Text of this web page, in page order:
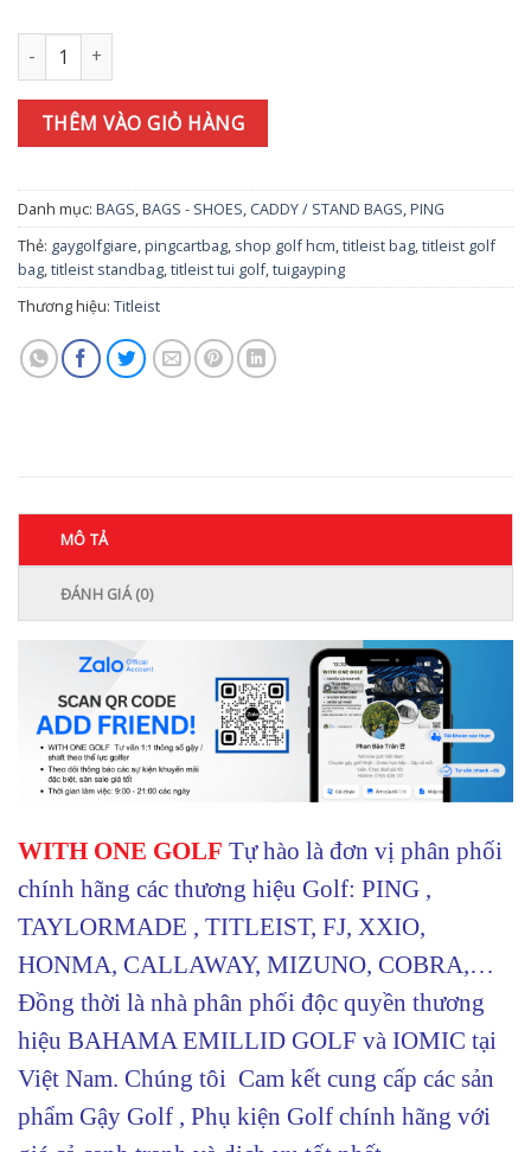
Túi gậy Titleist Players 4 Lightweight (2025) số lượng
THÊM VÀO GIỎ HÀNG
Danh mục: BAGS,BAGS - SHOES, CADDY / STAND BAGS,PING
Thẻ: gaygolfgiare,pingcartbag, shop golf hcm,titleist bag,titleist golf
bag,titleist standbag,titleist tui golf,tuigayping
Thương hiệu: Titleist
MÔ TẢ
ĐÁNH GIÁ (0)
WITH ONE GOLF Tự hào là đơn vị phân phối
chính hãng các thương hiệu Golf: PING ,
TAYLORMADE , TITLEIST, FJ, XXIO,
HONMA, CALLAWAY, MIZUNO, COBRA,…
Đồng thời là nhà phân phối độc quyền thương
hiệu BAHAMA EMILLID GOLF và IOMIC tại
Việt Nam. Chúng tôi Cam kết cung cấp các sản
phẩm Gậy Golf , Phụ kiện Golf chính hãng với